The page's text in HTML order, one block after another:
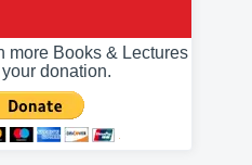
more Books & Lectures
donation.